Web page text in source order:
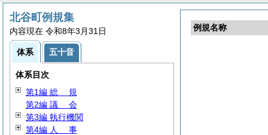
例規名称
北谷町例規集
内容現在 令和8年3月31日
体系 五十音
体系目次
第1編 総 規
第2編 議 会
第3編 執行機関
第4編 人 事